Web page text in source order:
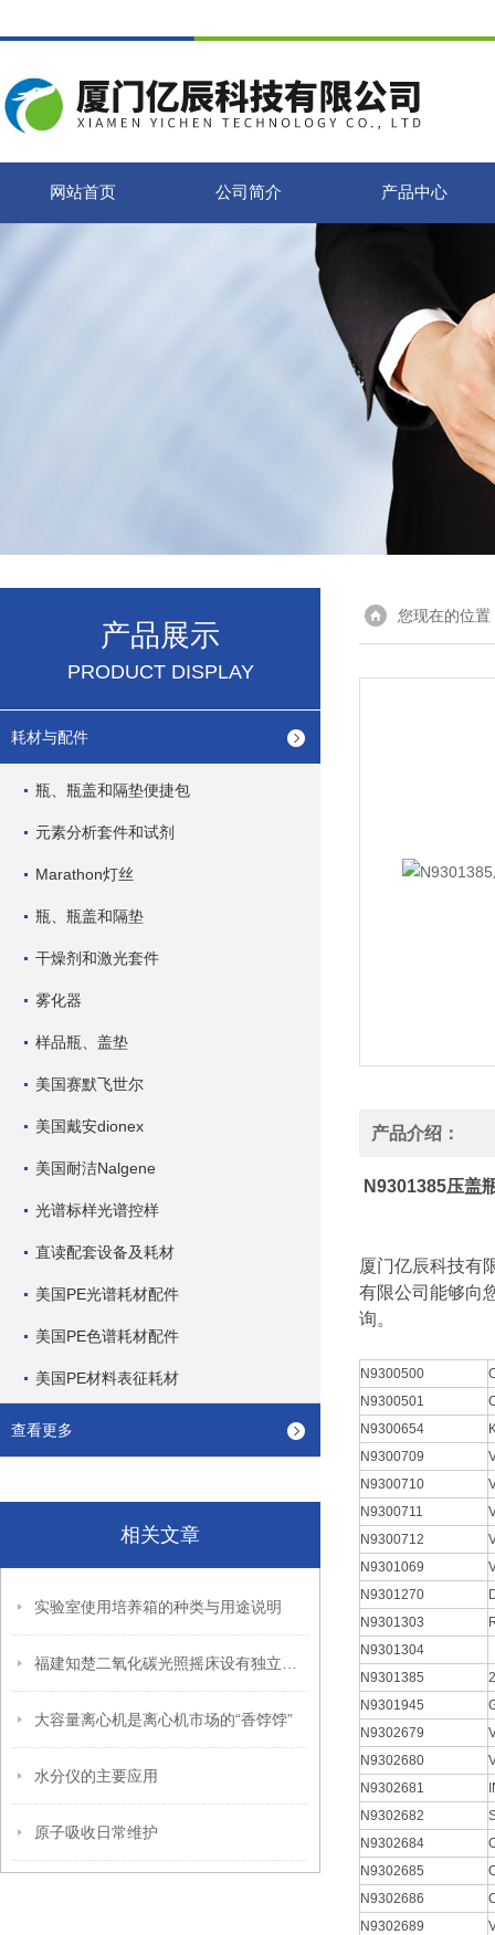
网站首页 公司简介 产品中心
产品展示
PRODUCT DISPLAY
耗材与配件
瓶、瓶盖和隔垫便捷包
元素分析套件和试剂
Marathon灯丝
瓶、瓶盖和隔垫
干燥剂和激光套件
雾化器
样品瓶、盖垫
美国赛默飞世尔
美国戴安dionex
美国耐洁Nalgene
光谱标样光谱控样
直读配套设备及耗材
美国PE光谱耗材配件
美国PE色谱耗材配件
美国PE材料表征耗材
查看更多
相关文章
实验室使用培养箱的种类与用途说明
大容量离心机是离心机市场的“香饽饽”
水分仪的主要应用
原子吸收日常维护
您现在的位置
产品介绍：
N9301385压盖
厦门亿辰科技有
有限公司能够向
询。
N9300500
N9300501
N9300654
N9300709
N9300710
N9300711
N9300712
N9301069
N9301270
N9301303
N9301304
N9301385
N9301945
N9302679
N9302680
N9302681
N9302682
N9302684
N9302685
N9302686
N9302689